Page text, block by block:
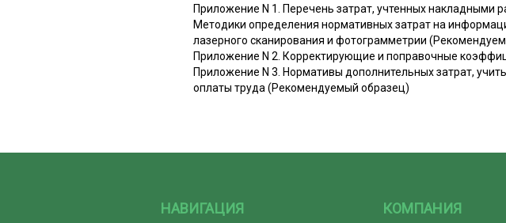
Приложение N 1. Перечень затрат, учтенных накладными
Методики определения нормативных затрат на
лазерного сканирования и фотограмметрии
Приложение N 2. Корректирующие и поправочные
Приложение N 3. Нормативы дополнительных затрат,
оплаты труда (Рекомендуемый образец)
НАВИГАЦИЯ КОМПАНИЯ